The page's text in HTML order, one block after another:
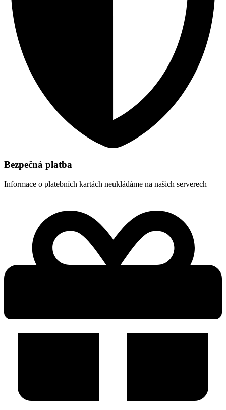
Bezpečná platba
Informace o platebních kartách neukládáme na našich serverech